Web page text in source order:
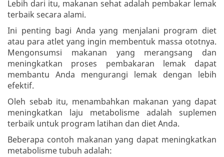
Lebih dari itu, makanan sehat adalah pembakar lemak
terbaik secara alami.
Ini penting bagi Anda yang menjalani program diet
atau para atlet yang ingin membentuk massa ototnya.
Mengonsumsi makanan yang merangsang dan
meningkatkan proses pembakaran lemak dapat
membantu Anda mengurangi lemak dengan lebih
efektif.
Oleh sebab itu, menambahkan makanan yang dapat
meningkatkan laju metabolisme adalah suplemen
terbaik untuk program latihan dan diet Anda.
Beberapa contoh makanan yang dapat meningkatkan
metabolisme tubuh adalah: